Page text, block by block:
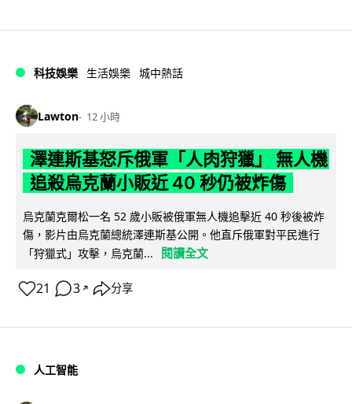
科技娛樂 生活娛樂 城中熱話
Lawton 12 小時
澤連斯基怒斥俄軍「人肉狩獵」 無人機
追殺烏克蘭小販近 40 秒仍被炸傷
烏克蘭克爾松一名 52 歲小販被俄軍無人機追擊近 40 秒後被炸
傷，影片由烏克蘭總統澤連斯基公開。他直斥俄軍對平民進行
「狩獵式」攻擊，烏克蘭...
閱讀全文
21 3 ↗ 分享
人工智能